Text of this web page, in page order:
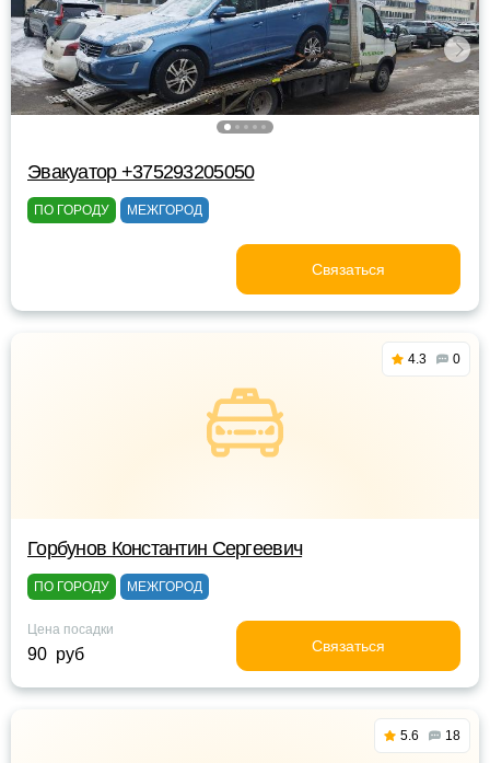
Эвакуатор +375293205050
ПО ГОРОДУ МЕЖГОРОД
Связаться
4.3 0
Горбунов Константин Сергеевич
ПО ГОРОДУ МЕЖГОРОД
Цена посадки
90 руб Связаться
5.6 18